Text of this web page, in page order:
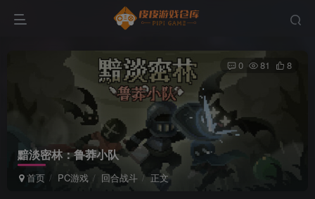
黯淡密林：鲁莽小队
首页 PC游戏 回合战斗 正文
0 81 8